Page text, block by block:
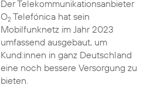
Der Telekommunikationsanbieter
O2Telefónica hat sein
Mobilfunknetz im Jahr 2023
umfassend ausgebaut, um
Kund:innen in ganz Deutschland
eine noch bessere Versorgung zu
bieten.